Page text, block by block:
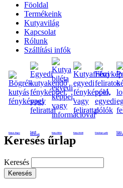
Föoldal
Termékeink
Kutyavilág
Kapcsolat
Rólunk
Szállítási infók
Kutyás bögre
Egyedi
kutyakendő
Kutya biléta Kutya frizbi Fényképes póló
Képes
Keresés űrlap
Keresés